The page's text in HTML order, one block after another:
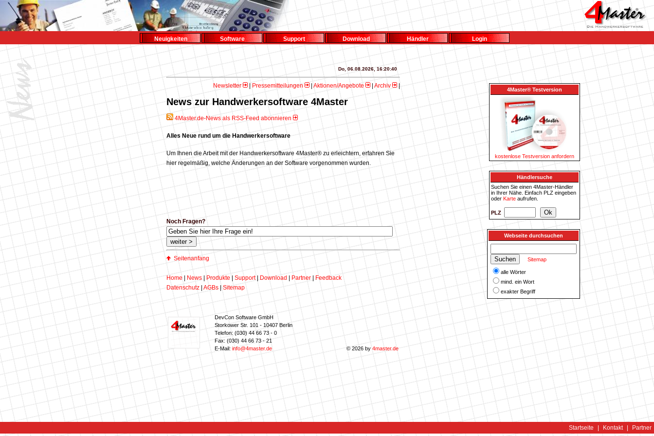
Neuigkeiten Software Support Download Händler Login
Do, 06.08.2026, 16:20:40
Newsletter | Pressemitteilungen | Aktionen/Angebote | Archiv |
News zur Handwerkersoftware 4Master
4Master.de-News als RSS-Feed abonnieren
Alles Neue rund um die Handwerkersoftware
Um Ihnen die Arbeit mit der Handwerkersoftware 4Master® zu erleichtern, erfahren Sie
hier regelmäßig, welche Änderungen an der Software vorgenommen wurden.
Noch Fragen?
Seitenanfang
Home| News| Produkte | Support| Download | Partner| Feedback
Datenschutz| AGBs| Sitemap
DevCon Software GmbH
Storkower Str. 101 - 10407 Berlin
Telefon: (030) 44 66 73 - 0
Fax: (030) 44 66 73 - 21
E-Mail: info@4master.de © 2026 by 4master.de
4Master® Testversion
kostenlose Testversion anfordern
Händlersuche
Suchen Sie einen 4Master-Händler
in Ihrer Nähe. Einfach PLZ eingeben
oder Karteaufrufen.
PLZ
Webseite durchsuchen
Sitemap
alle Wörter
mind. ein Wort
exakter Begriff
Startseite Kontakt Partner